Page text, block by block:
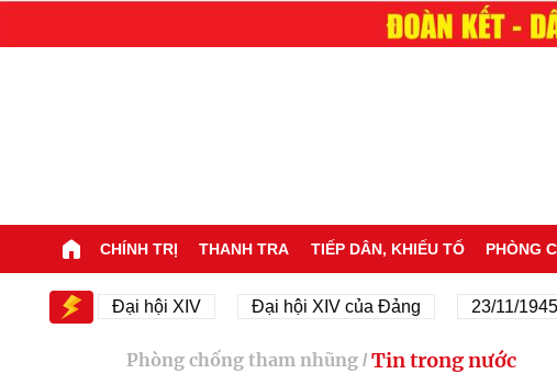
CHÍNH TRỊ THANH TRA TIẾP DÂN, KHIẾU TỐ PHÒNG
Đại hội XIV Đại hội XIV của Đảng 23/11/1945 - 23/
Phòng chống tham nhũng / Tin trong nước